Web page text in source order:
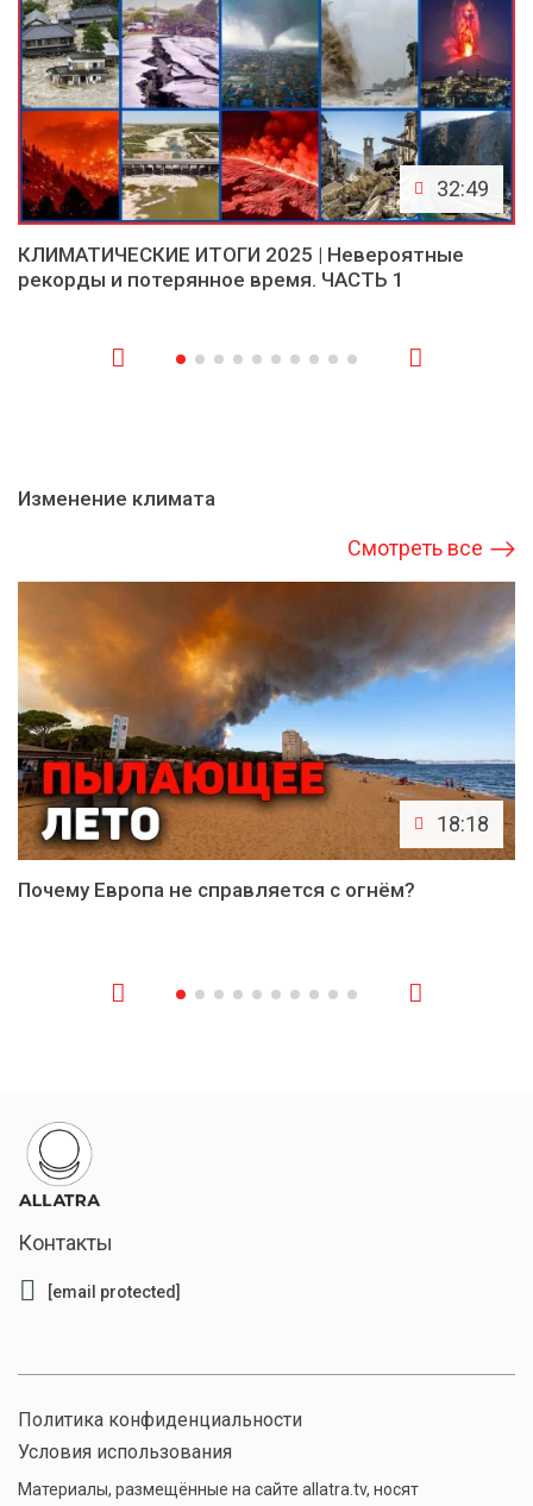
32:49
КЛИМАТИЧЕСКИЕ ИТОГИ 2025 | Невероятные
рекорды и потерянное время. ЧАСТЬ 1
Изменение климата
Смотреть все
18:18
Почему Европа не справляется с огнём?
Контакты
[email protected]
Политика конфиденциальности
Условия использования
Материалы, размещённые на сайте allatra.tv, носят